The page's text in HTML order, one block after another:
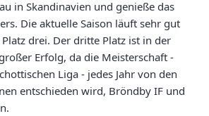
in Skandinavien und genieße das
Die aktuelle Saison läuft sehr gut
drei. Der dritte Platz ist in der
Erfolg, da die Meisterschaft -
Liga - jedes Jahr von den
entschieden wird, Bröndby IF und